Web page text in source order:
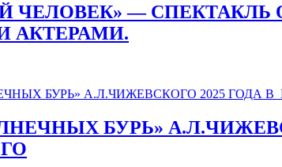
ЧЕЛОВЕК» —
АКТЕРАМИ.
БУРЬ»